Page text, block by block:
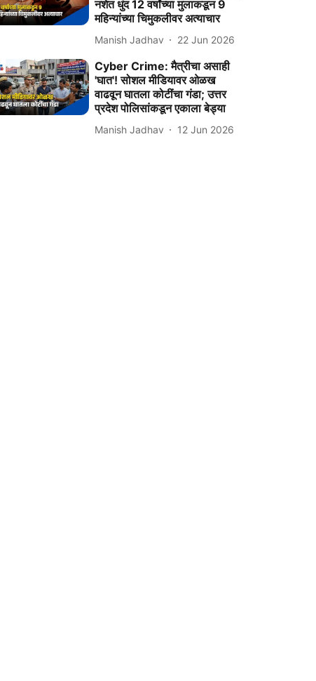
नशेत धुंद 12 वर्षांच्या मुलाकडून 9
महिन्यांच्या चिमुकलीवर अत्याचार
Manish Jadhav 22 Jun 2026
Cyber Crime: मैत्रीचा असाही
'घात'! सोशल मीडियावर ओळख
वाढवून घातला कोटींचा गंडा; उत्तर
प्रदेश पोलिसांकडून एकाला बेड्या
Manish Jadhav 12 Jun 2026